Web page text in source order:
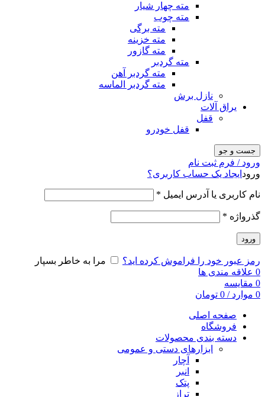
مته چهار شیار
مته چوب
مته برگی
مته خزینه
مته گازور
مته گردبر
مته گردبر آهن
مته گردبر الماسه
نازل برش
یراق آلات
قفل
قفل خودرو
جست و جو
ورود / فرم ثبت نام
ورود ایجاد یک حساب کاربری؟
نام کاربری یا آدرس ایمیل *
گذرواژه *
ورود
رمز عبور خود را فراموش کرده اید؟
مرا به خاطر بسپار
0 علاقه مندی ها
0 مقایسه
0 موارد /
0 تومان
صفحه اصلی
فروشگاه
دسته بندی محصولات
ابزارهای دستی و عمومی
آچار
انبر
پتک
تراز